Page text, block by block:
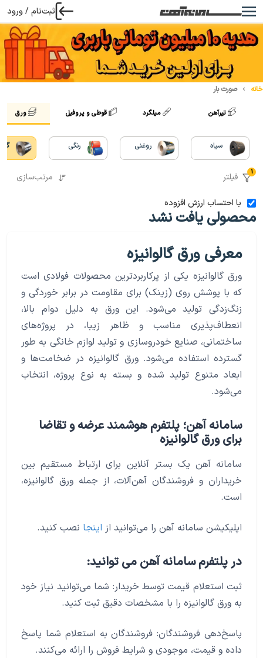
ثبت‌نام / ورود
خانه صورت بار
تیرآهن میلگرد قوطی و پروفیل ورق
سیاه روغنی رنگی
1 فیلتر مرتب‌سازی
با احتساب ارزش افزوده
محصولی یافت نشد
معرفی ورق گالوانیزه
ورق گالوانیزه یکی از پرکاربردترین محصولات فولادی است
که با پوشش روی (زینک) برای مقاومت در برابر خوردگی و
زنگ‌زدگی تولید می‌شود. این ورق به دلیل دوام بالا،
انعطاف‌پذیری مناسب و ظاهر زیبا، در پروژه‌های
ساختمانی، صنایع خودروسازی و تولید لوازم خانگی به طور
گسترده استفاده می‌شود. ورق گالوانیزه در ضخامت‌ها و
ابعاد متنوع تولید شده و بسته به نوع پروژه، انتخاب
می‌شود.
سامانه آهن؛ پلتفرم هوشمند عرضه و تقاضا
برای ورق گالوانیزه
سامانه آهن یک بستر آنلاین برای ارتباط مستقیم بین
خریداران و فروشندگان آهن‌آلات، از جمله ورق گالوانیزه،
است.
اپلیکیشن سامانه آهن را می‌توانید از اینجا نصب کنید.
در پلتفرم سامانه آهن می توانید:
ثبت استعلام قیمت توسط خریدار: شما می‌توانید نیاز خود
به ورق گالوانیزه را با مشخصات دقیق ثبت کنید.
پاسخ‌دهی فروشندگان: فروشندگان به استعلام شما پاسخ
داده و قیمت، موجودی و شرایط فروش را ارائه می‌کنند.